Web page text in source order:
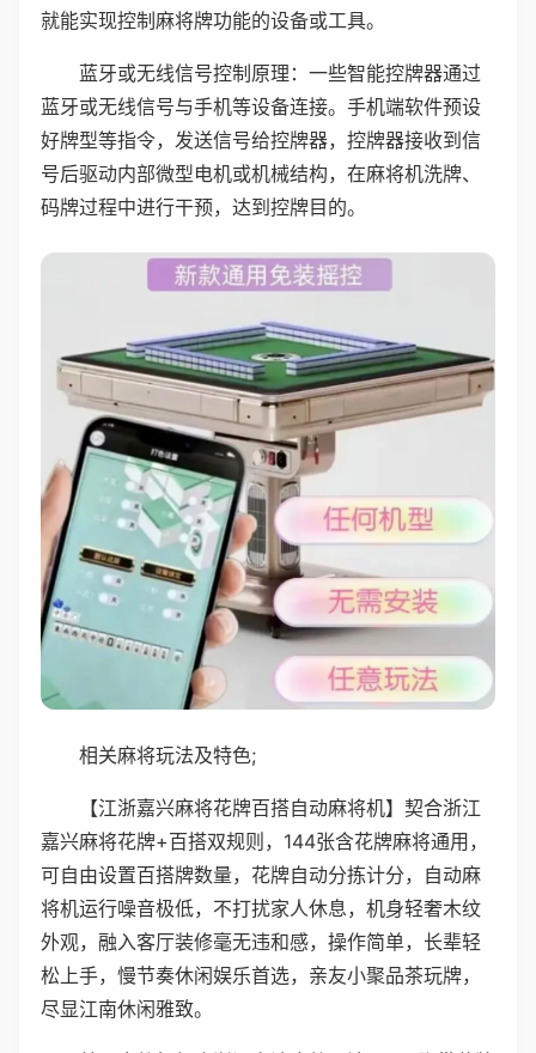
就能实现控制麻将牌功能的设备或工具。
蓝牙或无线信号控制原理：一些智能控牌器通过
蓝牙或无线信号与手机等设备连接。手机端软件预设
好牌型等指令，发送信号给控牌器，控牌器接收到信
号后驱动内部微型电机或机械结构，在麻将机洗牌、
码牌过程中进行干预，达到控牌目的。
相关麻将玩法及特色;
【江浙嘉兴麻将花牌百搭自动麻将机】契合浙江
嘉兴麻将花牌+百搭双规则，144张含花牌麻将通用，
可自由设置百搭牌数量，花牌自动分拣计分，自动麻
将机运行噪音极低，不打扰家人休息，机身轻奢木纹
外观，融入客厅装修毫无违和感，操作简单，长辈轻
松上手，慢节奏休闲娱乐首选，亲友小聚品茶玩牌，
尽显江南休闲雅致。